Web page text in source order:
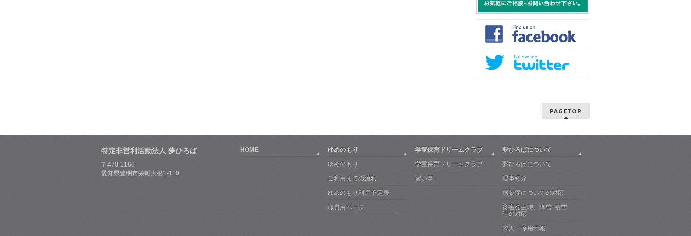
PAGETOP
特定非営利活動法人 夢ひろば
〒470-1166
愛知県豊明市栄町大根1-119
HOME
ゆめのもり
ゆめのもり
ご利用までの流れ
ゆめのもり利用予定表
職員用ページ
学童保育ドリームクラブ
学童保育ドリームクラブ
習い事
夢ひろばについて
夢ひろばについて
理事紹介
感染症についての対応
災害発生時、降雪･積雪
時の対応
求人・採用情報